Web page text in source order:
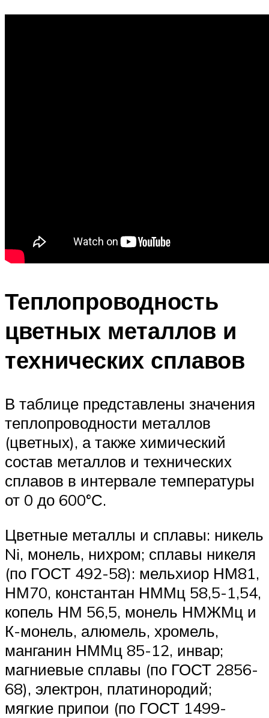
Теплопроводность
цветных металлов и
технических сплавов
В таблице представлены значения
теплопроводности металлов
(цветных), а также химический
состав металлов и технических
сплавов в интервале температуры
от 0 до 600°С.
Цветные металлы и сплавы: никель
Ni, монель, нихром; сплавы никеля
(по ГОСТ 492-58): мельхиор НМ81,
НМ70, константан НММц 58,5-1,54,
копель НМ 56,5, монель НМЖМц и
К-монель, алюмель, хромель,
манганин НММц 85-12, инвар;
магниевые сплавы (по ГОСТ 2856-
68), электрон, платинородий;
мягкие припои (по ГОСТ 1499-